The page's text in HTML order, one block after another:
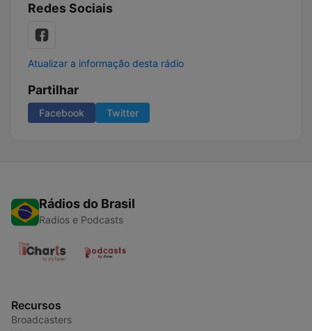
Redes Sociais
Atualizar a informação desta rádio
Partilhar
Facebook Twitter
Rádios do Brasil
Radios e Podcasts
Recursos
Broadcasters